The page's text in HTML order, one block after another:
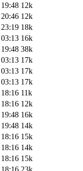
12k
12k
18k
16k
38k
17k
17k
17k
11k
12k
16k
14k
15k
14k
15k
23k